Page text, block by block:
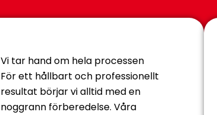
Vi tar hand om hela processen
För ett hållbart och professionellt
resultat börjar vi alltid med en
noggrann förberedelse. Våra